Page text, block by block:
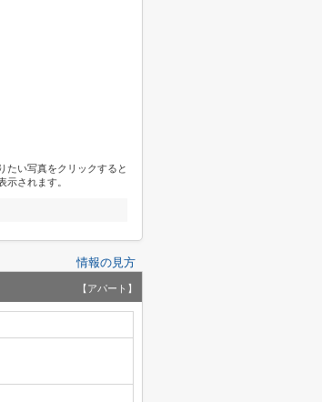
たい写真をクリックすると
示されます。
情報の見方
【アパート】